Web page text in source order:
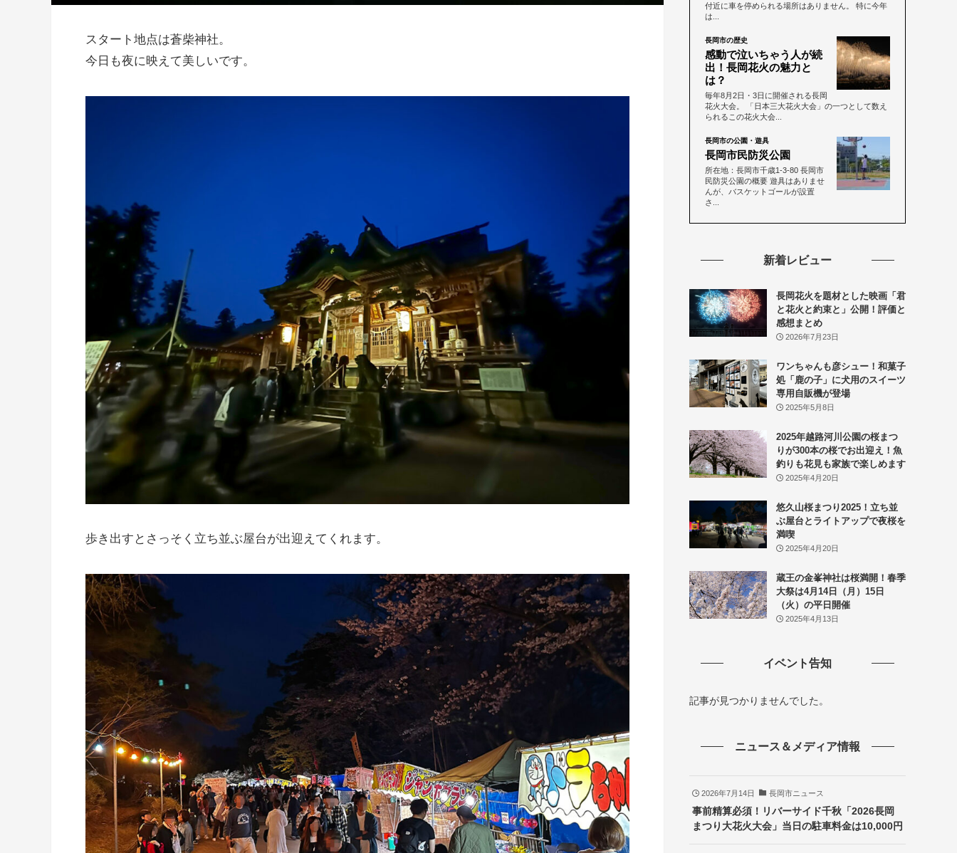
スタート地点は蒼柴神社。
今日も夜に映えて美しいです。
歩き出すとさっそく立ち並ぶ屋台が出迎えてくれます。
付近に車を停められる場所はありません。 特に今年
は...
長岡市の歴史
感動で泣いちゃう人が続
出！長岡花火の魅力と
は？
毎年8月2日・3日に開催される長岡
花火大会。 「日本三大花火大会」の一つとして数え
られるこの花火大会...
長岡市の公園・遊具
長岡市民防災公園
所在地：長岡市千歳1-3-80 長岡市
民防災公園の概要 遊具はありませ
んが、バスケットゴールが設置
さ...
新着レビュー
長岡花火を題材とした映画「君
と花火と約束と」公開！評価と
感想まとめ
2026年7月23日
ワンちゃんも彦シュー！和菓子
処「鹿の子」に犬用のスイーツ
専用自販機が登場
2025年5月8日
2025年越路河川公園の桜まつ
りが300本の桜でお出迎え！魚
釣りも花見も家族で楽しめます
2025年4月20日
悠久山桜まつり2025！立ち並
ぶ屋台とライトアップで夜桜を
満喫
2025年4月20日
蔵王の金峯神社は桜満開！春季
大祭は4月14日（月）15日
（火）の平日開催
2025年4月13日
イベント告知
記事が見つかりませんでした。
ニュース＆メディア情報
2026年7月14日 長岡市ニュース
事前精算必須！リバーサイド千秋「2026長岡
まつり大花火大会」当日の駐車料金は10,000円